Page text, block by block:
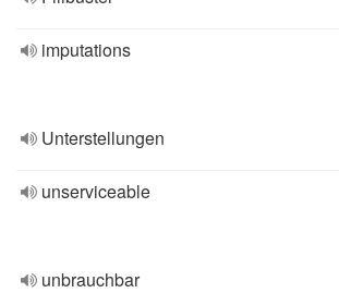
imputations
Unterstellungen
unserviceable
unbrauchbar